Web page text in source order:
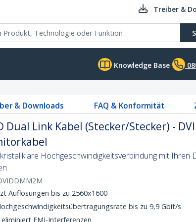
Treiber &
Knowledge Base
& Downloads FAQ & Konformität
Dual Link Kabel (Stecker/Stecker) -
Hochgeschwindigkeitsverbindung mit Ihren
Auflösungen bis zu 2560x1600
bis zu 9,9 Gbit/s
EMI-Interferenzen